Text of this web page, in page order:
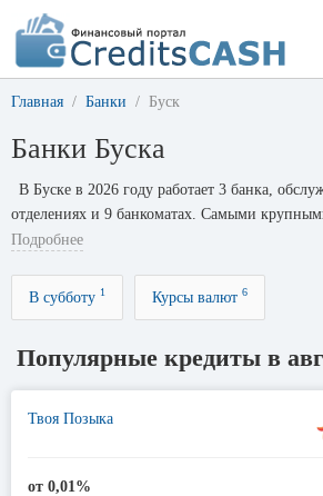
Главная Банки Буск
Банки Буска
В Буске в 2026 году работает 3 банка,
отделениях и 9 банкоматах. Самыми
численности филиалов являются: Ощадбанк с
Подробнее
В субботу 1 Курсы валют 6
Популярные кредиты в
Твоя Позыка
от 0,01%